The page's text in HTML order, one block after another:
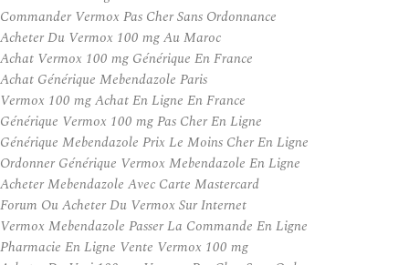
Commander Vermox Pas Cher Sans Ordonnance
Acheter Du Vermox 100 mg Au Maroc
Achat Vermox 100 mg Générique En France
Achat Générique Mebendazole Paris
Vermox 100 mg Achat En Ligne En France
Générique Vermox 100 mg Pas Cher En Ligne
Générique Mebendazole Prix Le Moins Cher En Ligne
Ordonner Générique Vermox Mebendazole En Ligne
Acheter Mebendazole Avec Carte Mastercard
Forum Ou Acheter Du Vermox Sur Internet
Vermox Mebendazole Passer La Commande En Ligne
Pharmacie En Ligne Vente Vermox 100 mg